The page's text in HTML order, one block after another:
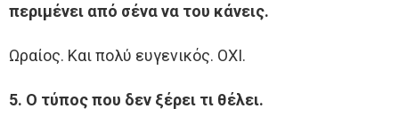
περιμένει από σένα να του κάνεις.
Ωραίος. Και πολύ ευγενικός. ΟΧΙ.
5. Ο τύπος που δεν ξέρει τι θέλει.